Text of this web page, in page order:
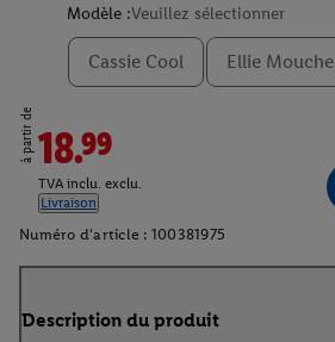
Modèle :Veuillez sélectionner
Cassie Cool Ellie Mouche
à partir de18.99
TVA inclu. exclu.
Livraison
Numéro d'article : 100381975
Description du produit